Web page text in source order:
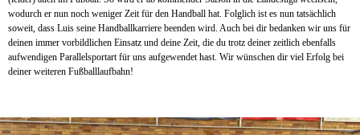
wodurch er nun noch weniger Zeit für den Handball hat. Folglich ist es nun tatsächlich
soweit, dass Luis seine Handballkarriere beenden wird. Auch bei dir bedanken wir uns für
deinen immer vorbildlichen Einsatz und deine Zeit, die du trotz deiner zeitlich ebenfalls
aufwendigen Parallelsportart für uns aufgewendet hast. Wir wünschen dir viel Erfolg bei
deiner weiteren Fußballlaufbahn!